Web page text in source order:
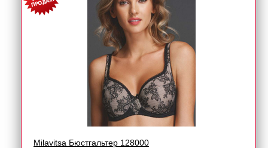
Milavitsa Бюстгальтер 128000